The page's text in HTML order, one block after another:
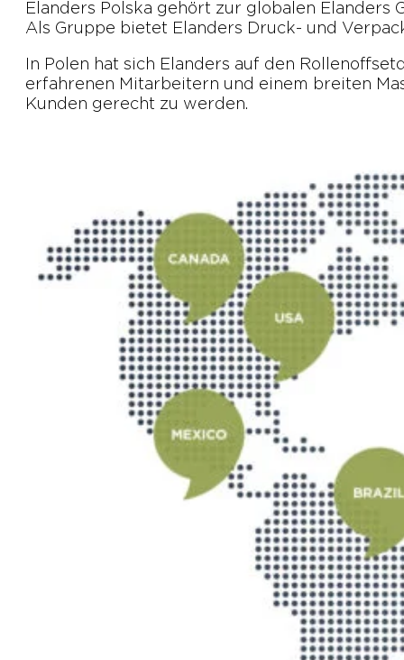
Elanders Polska gehört zur globalen
Als Gruppe bietet Elanders Druck- und
In Polen hat sich Elanders auf den
erfahrenen Mitarbeitern und einem breiten
Kunden gerecht zu werden.